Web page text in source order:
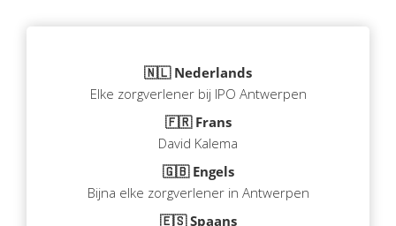
🇳🇱 Nederlands
Elke zorgverlener bij IPO Antwerpen
🇫🇷 Frans
David Kalema
🇬🇧 Engels
Bijna elke zorgverlener in Antwerpen
🇪🇸 Spaans